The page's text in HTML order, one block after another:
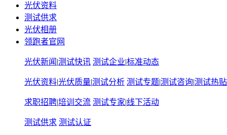
光伏资料
测试供求
光伏相册
领跑者官网
光伏新闻 |测试快讯 测试企业|标准动态
光伏资料|光伏质量|测试分析 测试专题|测试咨询|测试热贴
求职招聘|培训交流 测试专家|线下活动
测试供求 测试认证